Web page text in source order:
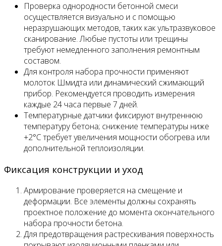
Проверка однородности бетонной смеси
осуществляется визуально и с помощью
неразрушающих методов, таких как ультразвуковое
сканирование. Любые пустоты или трещины
требуют немедленного заполнения ремонтным
составом.
Для контроля набора прочности применяют
молоток Шмидта или динамический сжимающий
прибор. Рекомендуется проводить измерения
каждые 24 часа первые 7 дней.
Температурные датчики фиксируют внутреннюю
температуру бетона; снижение температуры ниже
+2°C требует увеличения мощности обогрева или
дополнительной теплоизоляции.
Фиксация конструкции и уход
Армирование проверяется на смещение и
деформации. Все элементы должны сохранять
проектное положение до момента окончательного
набора прочности бетона.
Для предотвращения растрескивания поверхность